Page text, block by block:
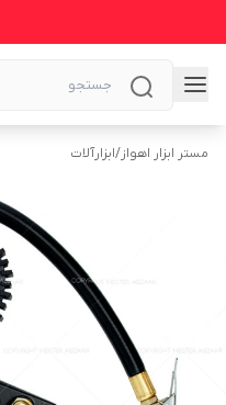
مستر ابزار اهواز/ابزارآلات